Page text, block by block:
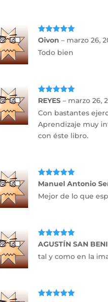
Valorado
Oivon– marzo 26,
Todo bien
Valorado
REYES– marzo 26,
Con bastantes
Aprendizaje muy
con éste libro.
Valorado
Manuel Antonio
Mejor de lo que
Valorado
con5
AGUSTÍN SAN
tal y como en la